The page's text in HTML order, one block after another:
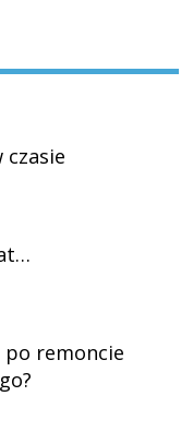
czasie
po remoncie